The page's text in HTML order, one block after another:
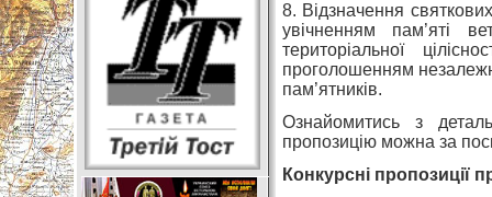
8. Відзначення
увічненням пам’яті
територіальної
проголошенням
пам’ятників.
Ознайомитись з
пропозицію можна за
Конкурсні пропозиції